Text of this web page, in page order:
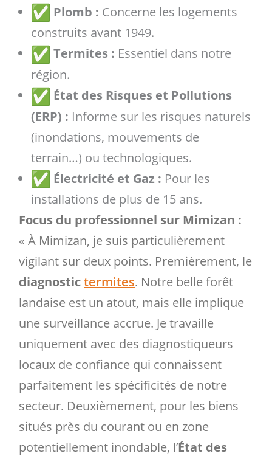
Plomb : Concerne les logements
construits avant 1949.
Termites : Essentiel dans notre
région.
État des Risques et Pollutions
(ERP) : Informe sur les risques naturels
(inondations, mouvements de
terrain…) ou technologiques.
Électricité et Gaz : Pour les
installations de plus de 15 ans.
Focus du professionnel sur Mimizan :
« À Mimizan, je suis particulièrement
vigilant sur deux points. Premièrement, le
diagnostictermites. Notre belle forêt
landaise est un atout, mais elle implique
une surveillance accrue. Je travaille
uniquement avec des diagnostiqueurs
locaux de confiance qui connaissent
parfaitement les spécificités de notre
secteur. Deuxièmement, pour les biens
situés près du courant ou en zone
potentiellement inondable, l’État des